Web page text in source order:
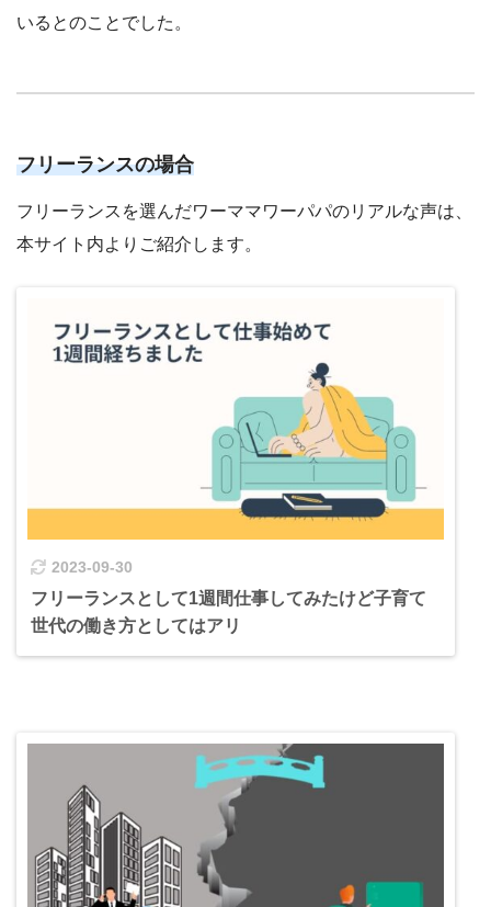
いるとのことでした。
フリーランスの場合
フリーランスを選んだワーママワーパパのリアルな声は、
本サイト内よりご紹介します。
2023-09-30
フリーランスとして1週間仕事してみたけど子育て
世代の働き方としてはアリ